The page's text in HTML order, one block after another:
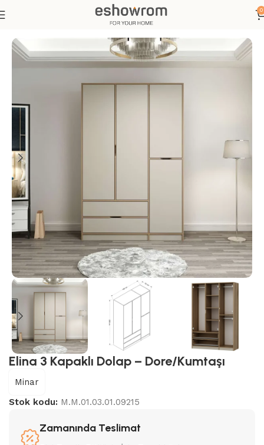
0
Gardırop
Elina 3 Kapaklı Dolap – Dore/Kumtaşı
Minar
Stok kodu: M.M.01.03.01.09215
Zamanında Teslimat